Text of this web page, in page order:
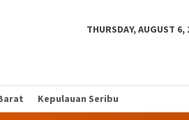
THURSDAY, AUGUST 6,
Kepulauan Seribu